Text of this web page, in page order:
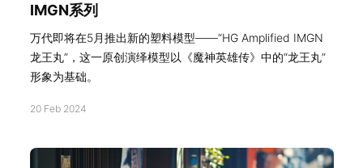
IMGN系列
万代即将在5月推出新的塑料模型——“HG Amplified IMGN
龙王丸”，这一原创演绎模型以《魔神英雄传》中的“龙王丸”
形象为基础。
20 Feb 2024